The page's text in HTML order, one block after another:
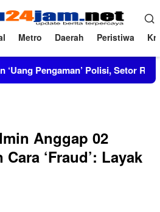
Metro Daerah Peristiwa
Polisi, Setor Rp2,5 Juta tapi
Anggap 02
‘Fraud’: Layak